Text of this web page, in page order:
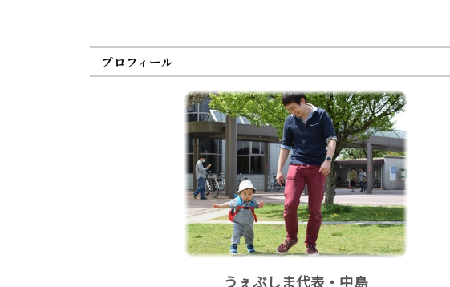
プロフィール
うぇぶしま代表・中島